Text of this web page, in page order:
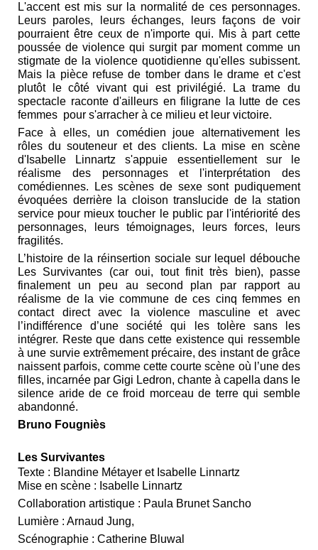
L'accent est mis sur la normalité de ces personnages.
Leurs paroles, leurs échanges, leurs façons de voir
pourraient être ceux de n'importe qui. Mis à part cette
poussée de violence qui surgit par moment comme un
stigmate de la violence quotidienne qu'elles subissent.
Mais la pièce refuse de tomber dans le drame et c'est
plutôt le côté vivant qui est privilégié. La trame du
spectacle raconte d'ailleurs en filigrane la lutte de ces
femmes pour s'arracher à ce milieu et leur victoire.
Face à elles, un comédien joue alternativement les
rôles du souteneur et des clients. La mise en scène
d'Isabelle Linnartz s'appuie essentiellement sur le
réalisme des personnages et l'interprétation des
comédiennes. Les scènes de sexe sont pudiquement
évoquées derrière la cloison translucide de la station
service pour mieux toucher le public par l'intériorité des
personnages, leurs témoignages, leurs forces, leurs
fragilités.
L’histoire de la réinsertion sociale sur lequel débouche
Les Survivantes (car oui, tout finit très bien), passe
finalement un peu au second plan par rapport au
réalisme de la vie commune de ces cinq femmes en
contact direct avec la violence masculine et avec
l’indifférence d’une société qui les tolère sans les
intégrer. Reste que dans cette existence qui ressemble
à une survie extrêmement précaire, des instant de grâce
naissent parfois, comme cette courte scène où l’une des
filles, incarnée par Gigi Ledron, chante à capella dans le
silence aride de ce froid morceau de terre qui semble
abandonné.
Bruno Fougniès
Les Survivantes
Texte : Blandine Métayer et Isabelle Linnartz
Mise en scène : Isabelle Linnartz
Collaboration artistique : Paula Brunet Sancho
Lumière : Arnaud Jung,
Scénographie : Catherine Bluwal